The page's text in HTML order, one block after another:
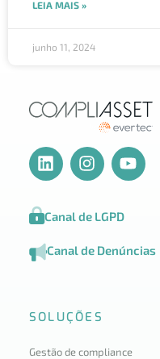
LEIA MAIS »
junho 11, 2024
Canal de LGPD
Canal de Denúncias
SOLUÇÕES
Gestão de compliance